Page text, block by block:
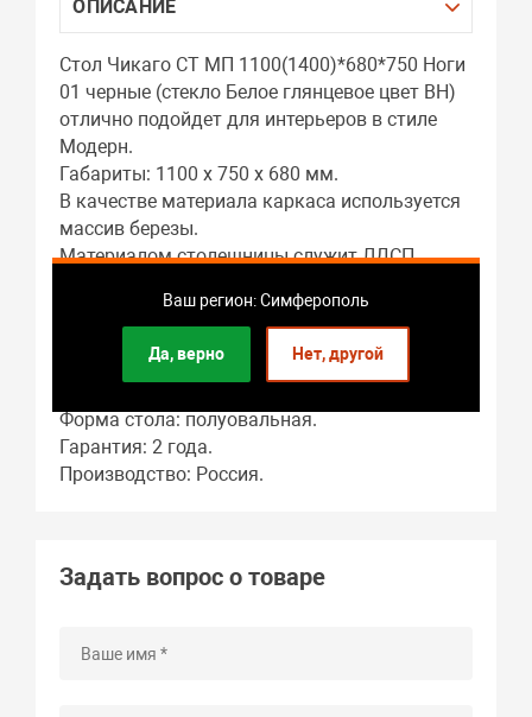
Ваш регион: Симферополь
Да, верно Нет, другой
ОПИСАНИЕ
Стол Чикаго СТ МП 1100(1400)*680*750 Ноги
01 черные (стекло Белое глянцевое цвет ВН)
отлично подойдет для интерьеров в стиле
Модерн.
Габариты: 1100 x 750 x 680 мм.
В качестве материала каркаса используется
массив березы.
Материалом столешницы служит ЛДСП,
Подстолье: ЛДСП.
В собранном виде длина стола составляет:
Форма стола: полуовальная.
Гарантия: 2 года.
Производство: Россия.
Задать вопрос о товаре